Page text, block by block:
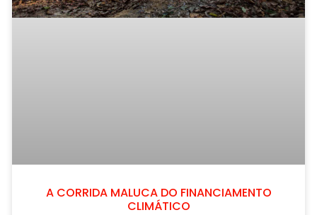
A CORRIDA MALUCA DO FINANCIAMENTO
CLIMÁTICO